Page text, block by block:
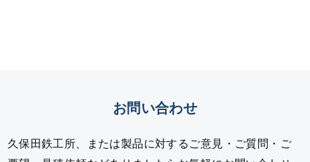
お問い合わせ
久保田鉄工所、または製品に対するご意見・ご質問・ご